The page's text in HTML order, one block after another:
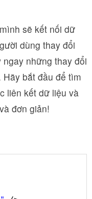
sẽ kết nối dữ
dùng thay đổi
những thay đổi
bắt đầu để tìm
liên kết dữ liệu và
đơn giản!